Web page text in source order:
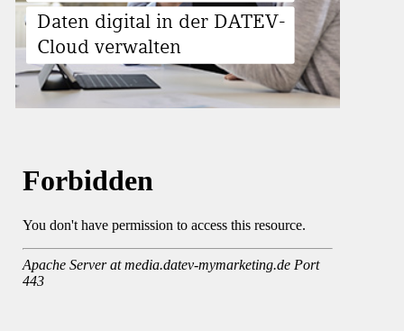
KONTAKT
Daten digital in der DATEV-
Cloud verwalten